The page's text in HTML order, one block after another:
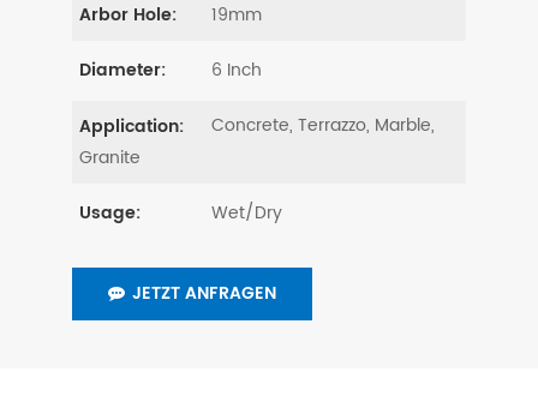
Arbor Hole: 19mm
Diameter: 6 Inch
Application:
Concrete, Terrazzo, Marble,
Granite
Usage: Wet/Dry
JETZT ANFRAGEN